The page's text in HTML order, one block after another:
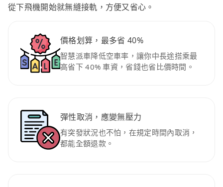
從下飛機開始就無縫接軌，方便又省心。
價格划算，最多省 40%
智慧派車降低空車率，讓你中長途搭乘最
高省下 40% 車資，省錢也省比價時間。
彈性取消，應變無壓力
有突發狀況也不怕，在規定時間內取消，
都能全額退款。